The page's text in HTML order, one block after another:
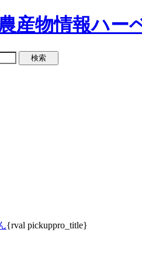
産物情報ハー
{rval pickuppro_title}